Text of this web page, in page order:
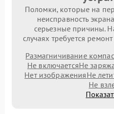
Поломки, которые на
неисправность
серьезные причины.
случаях требуется
Размагничивание
Не включаетсяНе
Нет изображенияНе
Не